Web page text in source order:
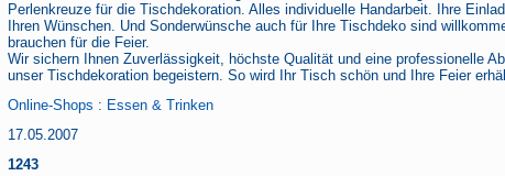
Perlenkreuze für die Tischdekoration. Alles individuelle Handarbeit. Ihre
Ihren Wünschen. Und Sonderwünsche auch für Ihre Tischdeko sind
brauchen für die Feier.
Wir sichern Ihnen Zuverlässigkeit, höchste Qualität und eine professionelle
unser Tischdekoration begeistern. So wird Ihr Tisch schön und Ihre Feier
Online-Shops : Essen & Trinken
17.05.2007
1243